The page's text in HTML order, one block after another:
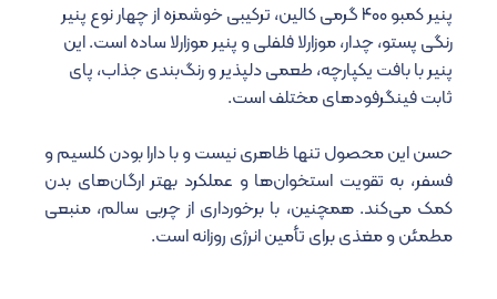
پنیر کمبو ۴۰۰ گرمی کالین، ترکیبی خوشمزه از چهار نوع پنیر
رنگی پستو، چدار، موزارلا فلفلی و پنیر موزارلا ساده است. این
پنیر با بافت یکپارچه، طعمی دلپذیر و رنگ‌بندی جذاب، پای
ثابت فینگرفودهای مختلف است.
حسن این محصول تنها ظاهری نیست و با دارا بودن کلسیم و
فسفر، به تقویت استخوان‌ها و عملکرد بهتر ارگان‌های بدن
کمک می‌کند. همچنین، با برخورداری از چربی سالم، منبعی
مطمئن و مغذی برای تأمین انرژی روزانه است.